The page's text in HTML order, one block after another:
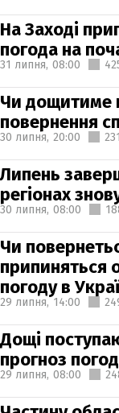
На Заході
погода на
31 липня, 08:00
Чи дощитиме
повернення
30 липня, 20:00
Липень
регіонах
30 липня, 08:00
Чи
припиняться
погоду в
29 липня, 14:00
Дощі
прогноз
29 липня, 08:00